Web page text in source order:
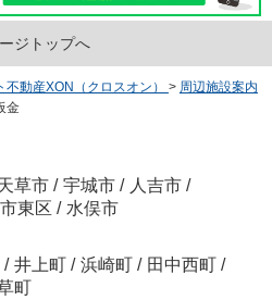
ジトップへ
動産XON（クロスオン） > 周辺施設案内
金
草市 / 宇城市 / 人吉市 /
東区 / 水俣市
/ 井上町 / 浜崎町 / 田中西町 /
町